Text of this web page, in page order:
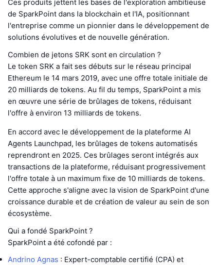
Ces produits jettent les bases de l'exploration ambitieuse
de SparkPoint dans la blockchain et l'IA, positionnant
l'entreprise comme un pionnier dans le développement de
solutions évolutives et de nouvelle génération.
Combien de jetons SRK sont en circulation ?
Le token SRK a fait ses débuts sur le réseau principal
Ethereum le 14 mars 2019, avec une offre totale initiale de
20 milliards de tokens. Au fil du temps, SparkPoint a mis
en œuvre une série de brûlages de tokens, réduisant
l'offre à environ 13 milliards de tokens.
En accord avec le développement de la plateforme AI
Agents Launchpad, les brûlages de tokens automatisés
reprendront en 2025. Ces brûlages seront intégrés aux
transactions de la plateforme, réduisant progressivement
l'offre totale à un maximum fixe de 10 milliards de tokens.
Cette approche s'aligne avec la vision de SparkPoint d'une
croissance durable et de création de valeur au sein de son
écosystème.
Qui a fondé SparkPoint ?
SparkPoint a été cofondé par :
Andrino Agnas : Expert-comptable certifié (CPA) et